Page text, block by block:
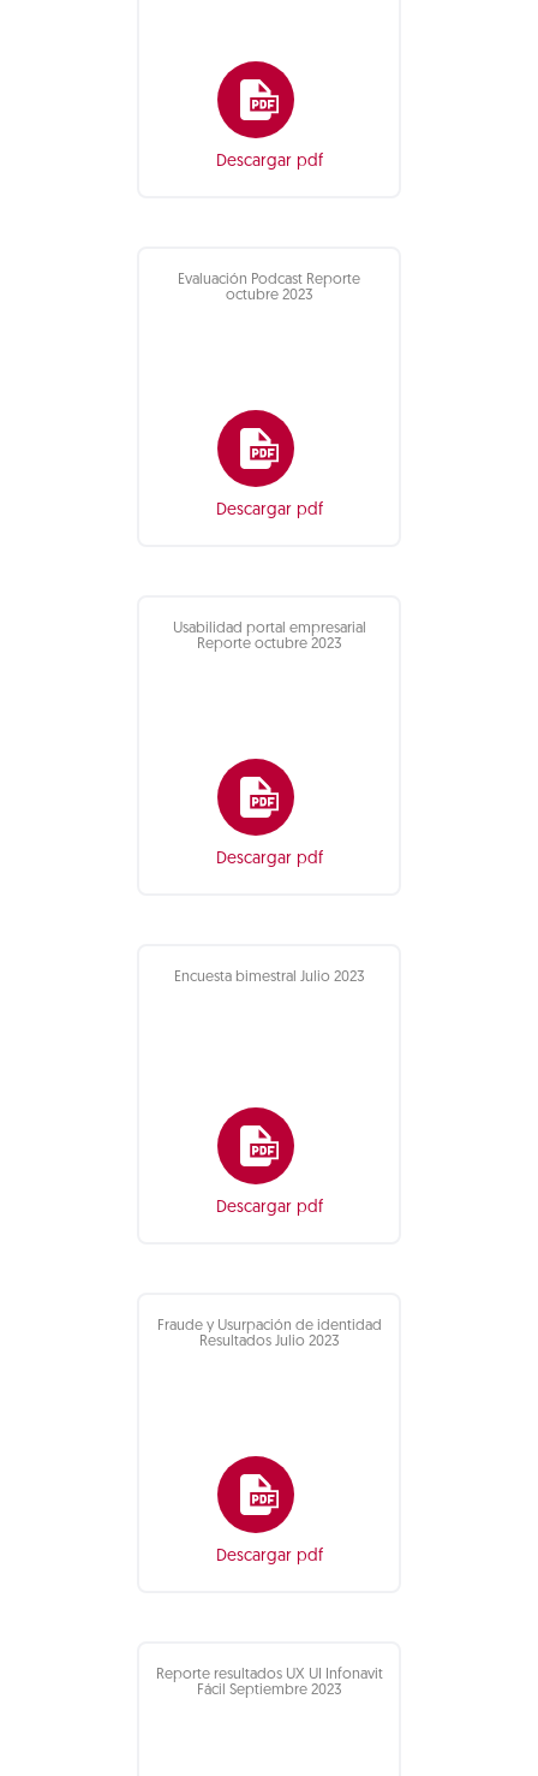
Descargar pdf
Evaluación Podcast Reporte
octubre 2023
Descargar pdf
Usabilidad portal empresarial
Reporte octubre 2023
Descargar pdf
Encuesta bimestral Julio 2023
Descargar pdf
Fraude y Usurpación de identidad
Resultados Julio 2023
Descargar pdf
Reporte resultados UX UI Infonavit
Fácil Septiembre 2023